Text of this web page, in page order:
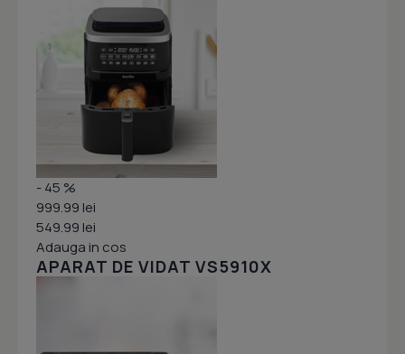
- 45 %
999.99 lei
549.99 lei
Adauga in cos
APARAT DE VIDAT VS5910X